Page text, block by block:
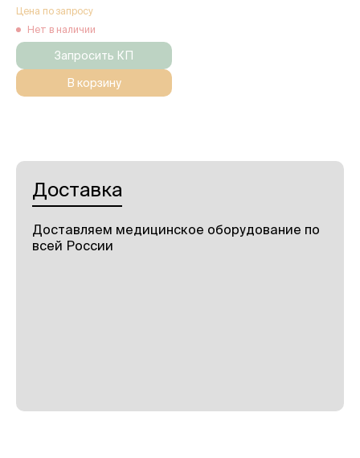
Цена по запросу
Нет в наличии
Запросить КП
В корзину
Доставка
Доставляем медицинское оборудование по
всей России